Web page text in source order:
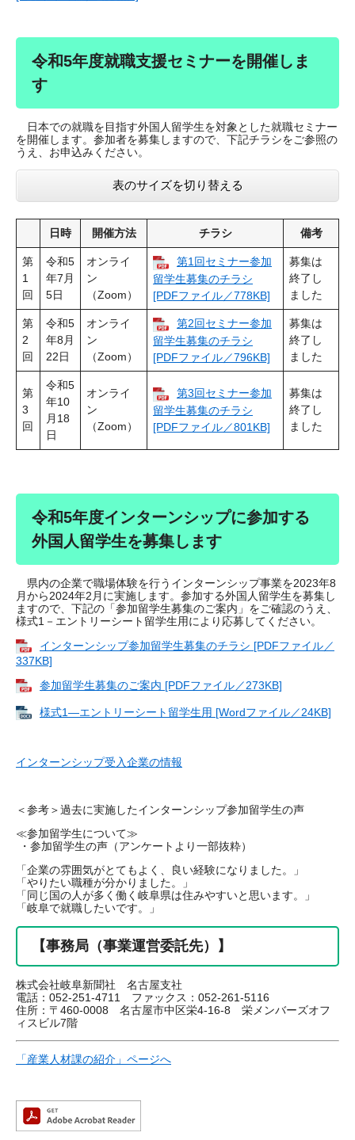
令和5年度就職支援セミナーを開催しま
す
日本での就職を目指す外国人留学生を対象とした就職セミナー
を開催します。参加者を募集しますので、下記チラシをご参照の
うえ、お申込みください。
表のサイズを切り替える
日時 開催方法 チラシ 備考
第
1
回
令和5
年7月
5日
オンライ
ン
（Zoom）
第1回セミナー参加
留学生募集のチラシ
[PDFファイル／778KB]
募集は
終了し
ました
第
2
回
令和5
年8月
22日
オンライ
ン
（Zoom）
第2回セミナー参加
留学生募集のチラシ
[PDFファイル／796KB]
募集は
終了し
ました
第
3
回
令和5
年10
月18
日
オンライ
ン
（Zoom）
第3回セミナー参加
留学生募集のチラシ
[PDFファイル／801KB]
募集は
終了し
ました
令和5年度インターンシップに参加する
外国人留学生を募集します
県内の企業で職場体験を行うインターンシップ事業を2023年8
月から2024年2月に実施します。参加する外国人留学生を募集し
ますので、下記の「参加留学生募集のご案内」をご確認のうえ、
様式1－エントリーシート留学生用により応募してください。
インターンシップ参加留学生募集のチラシ [PDFファイル／
337KB]
参加留学生募集のご案内 [PDFファイル／273KB]
様式1―エントリーシート留学生用 [Wordファイル／24KB]
インターンシップ受入企業の情報
＜参考＞過去に実施したインターンシップ参加留学生の声
≪参加留学生について≫
​ ・参加留学生の声（アンケートより一部抜粋）
「企業の雰囲気がとてもよく、良い経験になりました。」
「やりたい職種が分かりました。」
「同じ国の人が多く働く岐阜県は住みやすいと思います。」
「岐阜で就職したいです。」
【事務局（事業運営委託先）】
株式会社岐阜新聞社 名古屋支社
電話：052-251-4711 ファックス：052-261-5116
住所：〒460-0008 名古屋市中区栄4-16-8 栄メンバーズオフ
ィスビル7階
「産業人材課の紹介」ページへ